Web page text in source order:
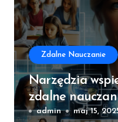
Zdalne Nauczanie
Narzędzia
zdalne
admin maj 15,